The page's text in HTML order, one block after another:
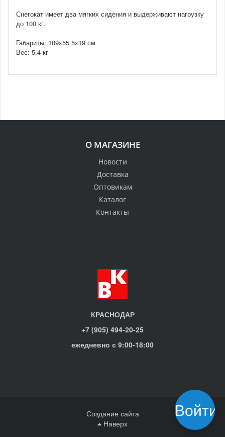
Снегокат имеет два мягких сидения и выдерживают нагрузку
до 100 кг.
Габариты: 109х55.5х19 см
Вес: 5.4 кг
О МАГАЗИНЕ
Новости
Доставка
Оптовикам
Каталог
Контакты
КРАСНОДАР
+7 (905) 494-20-25
ежедневно с 9:00-18:00
Создание сайта
Наверх
Войти